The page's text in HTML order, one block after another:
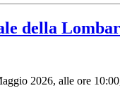
della
2026, alle ore